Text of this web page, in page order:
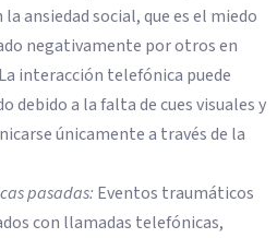
ansiedad social, que es el miedo
negativamente por otros en
interacción telefónica puede
debido a la falta de cues visuales y
únicamente a través de la
pasadas:Eventos traumáticos
con llamadas telefónicas,